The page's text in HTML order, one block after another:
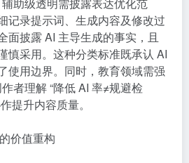
助级透明需披露表达优化范
记录提示词、生成内容及修改过
面披露 AI 主导生成的事实，且
慎采用。这种分类标准既承认 AI
使用边界。同时，教育领域需强
者理解 “降低 AI 率≠规避检
提升内容质量。
价值重构